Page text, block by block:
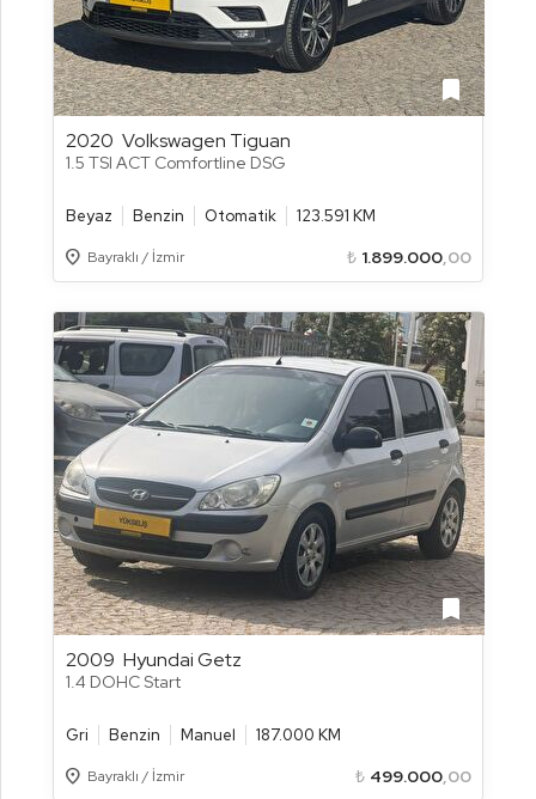
bookmark
2020 Volkswagen Tiguan
1.5 TSI ACT Comfortline DSG
Beyaz Benzin Otomatik 123.591 KM
Location_on Bayraklı / İzmir ₺ 1.899.000,00
bookmark
2009 Hyundai Getz
1.4 DOHC Start
Gri Benzin Manuel 187.000 KM
Location_on Bayraklı / İzmir ₺ 499.000,00